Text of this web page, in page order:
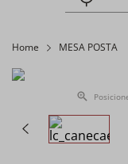
Home MESA POSTA